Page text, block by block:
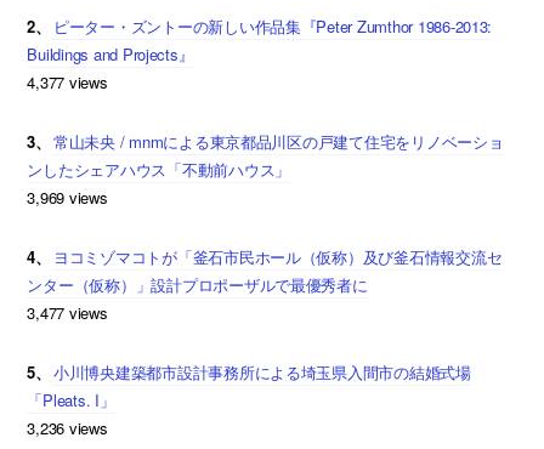
2、
ピーター・ズントーの新しい作品集『Peter Zumthor 1986-2013:
Buildings and Projects』
4,377 views
3、 常山未央 / mnmによる東京都品川区の戸建て住宅をリノベーショ
ンしたシェアハウス「不動前ハウス」
3,969 views
4、
ヨコミゾマコトが「釜石市民ホール（仮称）及び釜石情報交流セ
ンター（仮称）」設計プロポーザルで最優秀者に
3,477 views
5、 小川博央建築都市設計事務所による埼玉県入間市の結婚式場
「Pleats. I」
3,236 views